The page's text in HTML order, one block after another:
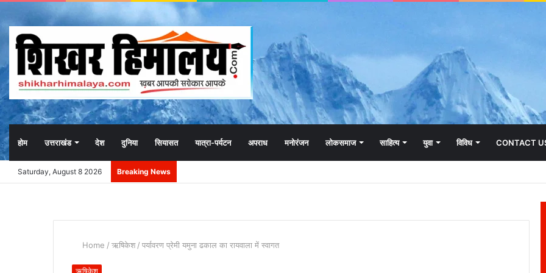
होम उत्तराखंड देश दुनिया सियासत यात्रा-पर्यटन अपराध मनोरंजन लोकसमाज साहित्य युवा विविध CONTACT
Saturday, August 8 2026 Breaking News
Home / ऋषिकेश / पर्यावरण प्रेमी यमुना ढकाल का रायवाला में स्वागत
ऋषिकेश